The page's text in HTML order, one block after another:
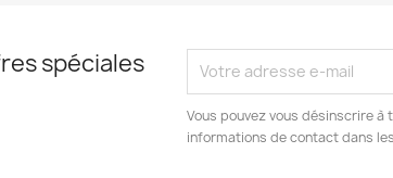
spéciales
Vous pouvez vous désinscrire à
informations de contact dans